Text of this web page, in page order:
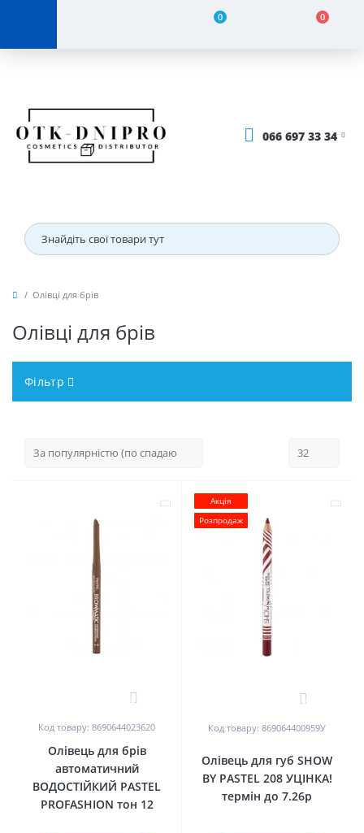
0 0
066 697 33 34
Олівці для брів
Олівці для брів
Фільтр
0
Код товару: 8690644023620
Олівець для брів
автоматичний
ВОДОСТІЙКИЙ PASTEL
PROFASHION тон 12
Акція
Розпродаж
0
Код товару: 869064400959У
Олівець для губ SHOW
BY PASTEL 208 УЦІНКА!
термін до 7.26р